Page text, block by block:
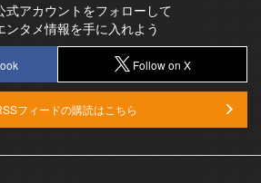
式アカウントをフォローして
ンタメ情報を手に入れよう
Follow on X
フィードの購読はこちら